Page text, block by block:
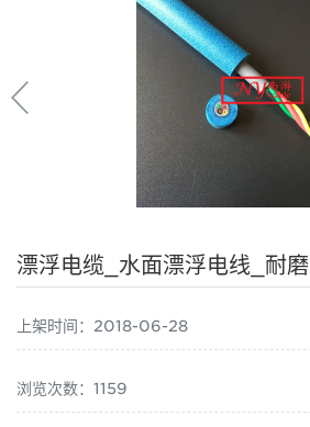
漂浮电缆_水面漂浮电线_耐
上架时间：2018-06-28
浏览次数：1159